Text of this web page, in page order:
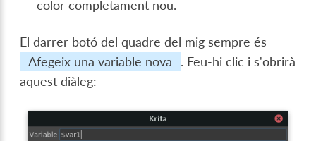
color completament nou.
El darrer botó del quadre del mig sempre és
Afegeix una variable nova
. Feu-hi clic i s'obrirà
aquest diàleg: